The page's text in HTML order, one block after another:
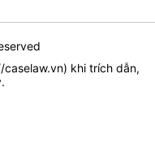
caselaw.vn) khi trích dẫn,